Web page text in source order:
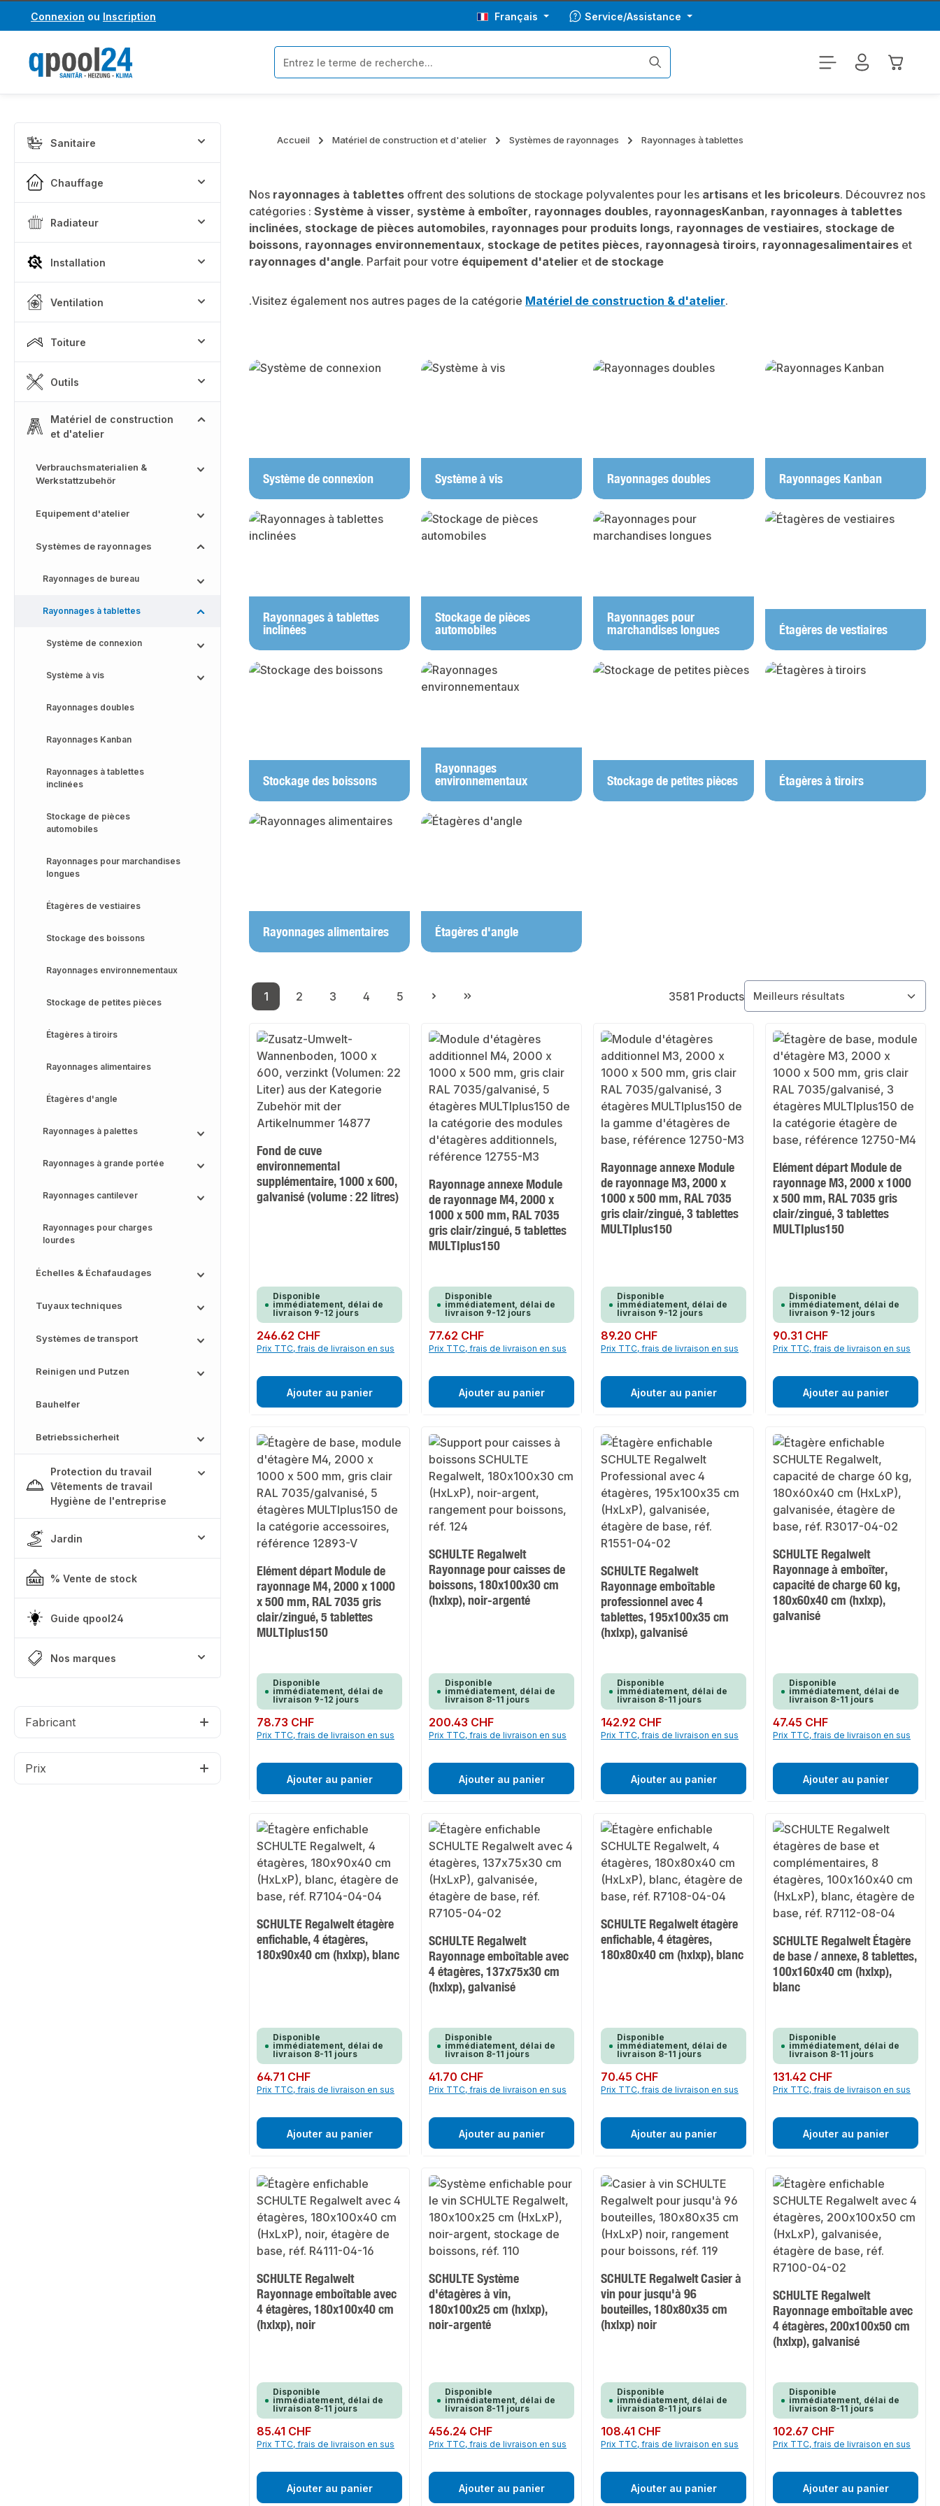
au contenu principal
Passer à la recherche
Connexion ou Inscription Français Service/Assistance
Le
Sanitaire
Chauffage
Radiateur
Installation
Ventilation
Toiture
Outils
Matériel de construction
et d'atelier
Verbrauchsmaterialien &
Werkstattzubehör
Equipement d'atelier
Systèmes de rayonnages
Rayonnages de bureau
Rayonnages à tablettes
Système de connexion
Système à vis
Rayonnages doubles
Rayonnages Kanban
Rayonnages à tablettes
inclinées
Stockage de pièces
automobiles
Rayonnages pour marchandises
longues
Étagères de vestiaires
Stockage des boissons
Rayonnages environnementaux
Stockage de petites pièces
Étagères à tiroirs
Rayonnages alimentaires
Étagères d'angle
Rayonnages à palettes
Rayonnages à grande portée
Rayonnages cantilever
Rayonnages pour charges
lourdes
Échelles & Échafaudages
Tuyaux techniques
Systèmes de transport
Reinigen und Putzen
Bauhelfer
Betriebssicherheit
Protection du travail
Vêtements de travail
Hygiène de l'entreprise
Jardin
% Vente de stock
Guide qpool24
Nos marques
Fabricant
Prix
Accueil Matériel de construction et d'atelier Systèmes de rayonnages Rayonnages à tablettes
Nos rayonnages à tablettes offrent des solutions de stockage polyvalentes pour les artisans et les bricoleurs. Découvrez nos
catégories : Système à visser, système à emboîter, rayonnages doubles, rayonnagesKanban, rayonnages à tablettes
inclinées, stockage de pièces automobiles, rayonnages pour produits longs, rayonnages de vestiaires, stockage de
boissons, rayonnages environnementaux, stockage de petites pièces, rayonnagesà tiroirs, rayonnagesalimentaires et
rayonnages d'angle. Parfait pour votre équipement d'atelier et de stockage
.Visitez également nos autres pages de la catégorie Matériel de construction & d'atelier.
Skip category gallery
Système de connexion Système à vis Rayonnages doubles Rayonnages Kanban
Rayonnages à tablettes
inclinées
Stockage de pièces
automobiles
Rayonnages pour
marchandises longues
Étagères de vestiaires
Stockage des boissons
Rayonnages
environnementaux
Stockage de petites pièces Étagères à tiroirs
Rayonnages alimentaires Étagères d'angle
Page
1
Page
2
Page
3
Page
4
Page
5 3581 Products
Fond de cuve
environnemental
supplémentaire, 1000 x 600,
galvanisé (volume : 22 litres)
Disponible
immédiatement, délai de
livraison 9-12 jours
Prix régulier :
246.62 CHF
Prix TTC, frais de livraison en sus
Ajouter au panier
Rayonnage annexe Module
de rayonnage M4, 2000 x
1000 x 500 mm, RAL 7035
gris clair/zingué, 5 tablettes
MULTIplus150
Disponible
immédiatement, délai de
livraison 9-12 jours
Prix régulier :
77.62 CHF
Prix TTC, frais de livraison en sus
Ajouter au panier
Rayonnage annexe Module
de rayonnage M3, 2000 x
1000 x 500 mm, RAL 7035
gris clair/zingué, 3 tablettes
MULTIplus150
Disponible
immédiatement, délai de
livraison 9-12 jours
Prix régulier :
89.20 CHF
Prix TTC, frais de livraison en sus
Ajouter au panier
Elément départ Module de
rayonnage M3, 2000 x 1000
x 500 mm, RAL 7035 gris
clair/zingué, 3 tablettes
MULTIplus150
Disponible
immédiatement, délai de
livraison 9-12 jours
Prix régulier :
90.31 CHF
Prix TTC, frais de livraison en sus
Ajouter au panier
Elément départ Module de
rayonnage M4, 2000 x 1000
x 500 mm, RAL 7035 gris
clair/zingué, 5 tablettes
MULTIplus150
Disponible
immédiatement, délai de
livraison 9-12 jours
Prix régulier :
78.73 CHF
Prix TTC, frais de livraison en sus
Ajouter au panier
SCHULTE Regalwelt
Rayonnage pour caisses de
boissons, 180x100x30 cm
(hxlxp), noir-argenté
Disponible
immédiatement, délai de
livraison 8-11 jours
Prix régulier :
200.43 CHF
Prix TTC, frais de livraison en sus
Ajouter au panier
SCHULTE Regalwelt
Rayonnage emboîtable
professionnel avec 4
tablettes, 195x100x35 cm
(hxlxp), galvanisé
Disponible
immédiatement, délai de
livraison 8-11 jours
Prix régulier :
142.92 CHF
Prix TTC, frais de livraison en sus
Ajouter au panier
SCHULTE Regalwelt
Rayonnage à emboîter,
capacité de charge 60 kg,
180x60x40 cm (hxlxp),
galvanisé
Disponible
immédiatement, délai de
livraison 8-11 jours
Prix régulier :
47.45 CHF
Prix TTC, frais de livraison en sus
Ajouter au panier
SCHULTE Regalwelt étagère
enfichable, 4 étagères,
180x90x40 cm (hxlxp), blanc
Disponible
immédiatement, délai de
livraison 8-11 jours
Prix régulier :
64.71 CHF
Prix TTC, frais de livraison en sus
Ajouter au panier
SCHULTE Regalwelt
Rayonnage emboîtable avec
4 étagères, 137x75x30 cm
(hxlxp), galvanisé
Disponible
immédiatement, délai de
livraison 8-11 jours
Prix régulier :
41.70 CHF
Prix TTC, frais de livraison en sus
Ajouter au panier
SCHULTE Regalwelt étagère
enfichable, 4 étagères,
180x80x40 cm (hxlxp), blanc
Disponible
immédiatement, délai de
livraison 8-11 jours
Prix régulier :
70.45 CHF
Prix TTC, frais de livraison en sus
Ajouter au panier
SCHULTE Regalwelt Étagère
de base / annexe, 8 tablettes,
100x160x40 cm (hxlxp),
blanc
Disponible
immédiatement, délai de
livraison 8-11 jours
Prix régulier :
131.42 CHF
Prix TTC, frais de livraison en sus
Ajouter au panier
SCHULTE Regalwelt
Rayonnage emboîtable avec
4 étagères, 180x100x40 cm
(hxlxp), noir
Disponible
immédiatement, délai de
livraison 8-11 jours
Prix régulier :
85.41 CHF
Prix TTC, frais de livraison en sus
Ajouter au panier
SCHULTE Système
d'étagères à vin,
180x100x25 cm (hxlxp),
noir-argenté
Disponible
immédiatement, délai de
livraison 8-11 jours
Prix régulier :
456.24 CHF
Prix TTC, frais de livraison en sus
Ajouter au panier
SCHULTE Regalwelt Casier à
vin pour jusqu'à 96
bouteilles, 180x80x35 cm
(hxlxp) noir
Disponible
immédiatement, délai de
livraison 8-11 jours
Prix régulier :
108.41 CHF
Prix TTC, frais de livraison en sus
Ajouter au panier
SCHULTE Regalwelt
Rayonnage emboîtable avec
4 étagères, 200x100x50 cm
(hxlxp), galvanisé
Disponible
immédiatement, délai de
livraison 8-11 jours
Prix régulier :
102.67 CHF
Prix TTC, frais de livraison en sus
Ajouter au panier